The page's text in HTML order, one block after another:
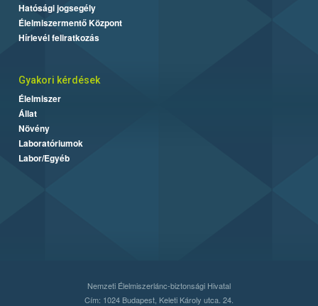
Hatósági jogsegély
Élelmiszermentő Központ
Hírlevél feliratkozás
Gyakori kérdések
Élelmiszer
Állat
Növény
Laboratóriumok
Labor/Egyéb
Nemzeti Élelmiszerlánc-biztonsági Hivatal
Cím: 1024 Budapest, Keleti Károly utca. 24.